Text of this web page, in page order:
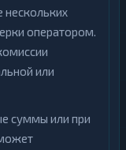
нескольких
оператором.
или
суммы или при